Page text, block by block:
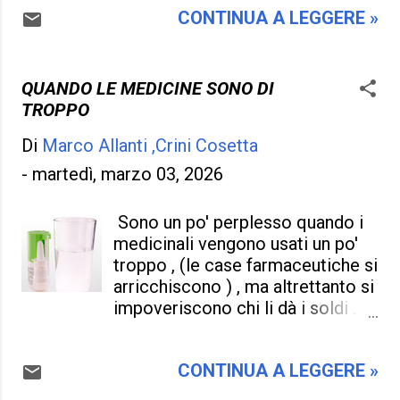
occhi e votare a casaccio , tant'è
difficile dare un voto valido e che
sempre litigi e incomprensioni fra
abbiamo votato e accolto con
non riescono col buco ' e quindi è
Perché "predicare bene e
razzolare male è di prassi " ,
da questi individui , tutti lo
sappiamo ma ci manca la volontà
di dire Basta ! . Non è solo l' Italia
ad essere colpita , ma l' intero
mondo , dove il potere annienta
tutto e tra guerre in progetto e la
più niente . Ora è inevitabile
pronunciare due parole alla
CONTINUA A LEGGERE »
QUANDO LE MEDICINE SONO DI
TROPPO
Di Marco Allanti ,Crini Cosetta
- martedì, marzo 03, 2026
Sono un po' perplesso quando i
medicinali vengono usati un po'
troppo , (le case farmaceutiche si
arricchiscono ) , ma altrettanto si
impoveriscono chi li dà i soldi .
più , dei dolori articolari ,
CONTINUA A LEGGERE »